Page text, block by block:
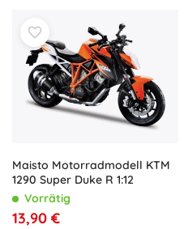
Maisto Motorradmodell KTM
1290 Super Duke R 1:12
Vorrätig
13,90 €